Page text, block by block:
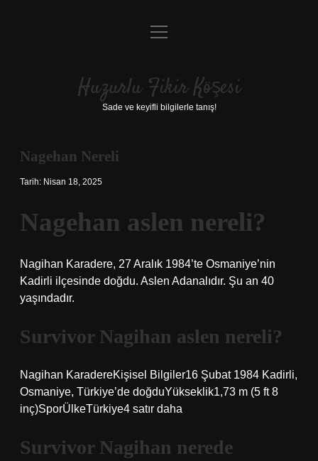
Anasayfa
Yasal Uyarı
menüyü
Huzurlu Fikir Köşesi
Sade ve keyifli bilgilerle tanış!
Nagehan Nereli
Tarih: Nisan 18, 2025
Nagehan aslen nereli?
Nagihan Karadere, 27 Aralık 1984’te Osmaniye’nin
Kadirli ilçesinde doğdu. Aslen Adanalıdır. Şu an 40
yaşındadır.
Survivor Nagihan aslen nereli?
Nagihan KaradereKişisel Bilgiler16 Şubat 1984 Kadirli,
Osmaniye, Türkiye’de doğduYükseklik1,73 m (5 ft 8
inç)SporÜlkeTürkiye4 satır daha
Survivor Nagihan nerede